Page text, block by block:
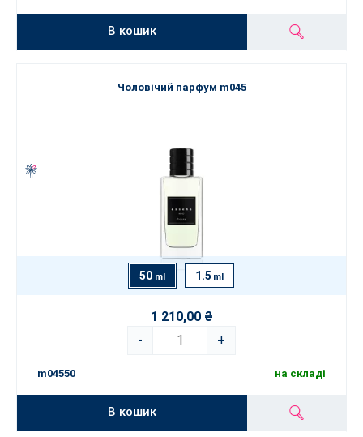
В кошик
Чоловічий парфум m045
50 ml 1.5 ml
1 210,00 ₴
-
+
m04550 на складі
В кошик